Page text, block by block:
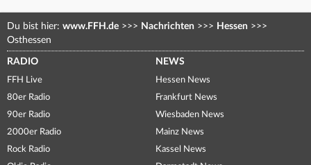
Du bist hier: www.FFH.de >>> Nachrichten >>> Hessen >>>
Osthessen
RADIO
FFH Live
80er Radio
90er Radio
2000er Radio
Rock Radio
NEWS
Hessen News
Frankfurt News
Wiesbaden News
Mainz News
Kassel News